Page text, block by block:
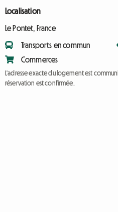
Localisation
Le Pontet, France
Transports en commun
Commerces
L'adresse exacte du logement est
réservation est confirmée.